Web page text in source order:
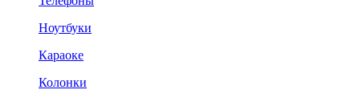
Ноутбуки
Караоке
Колонки